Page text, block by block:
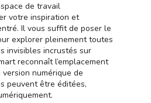
de travail
votre inspiration et
Il vous suffit de poser le
explorer pleinement toutes
invisibles incrustés sur
reconnaît l’emplacement
numérique de
peuvent être éditées,